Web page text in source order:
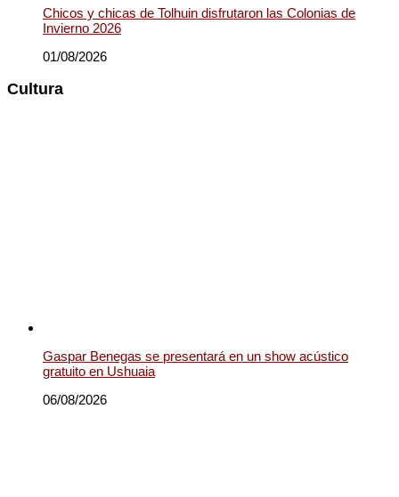
Chicos y chicas de Tolhuin disfrutaron las Colonias de
Invierno 2026
01/08/2026
Cultura
Gaspar Benegas se presentará en un show acústico
gratuito en Ushuaia
06/08/2026